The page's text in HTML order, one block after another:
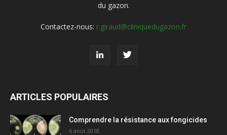
du gazon.
Contactez-nous: r.giraud@cliniquedugazon.fr
ARTICLES POPULAIRES
Comprendre la résistance aux fongicides
6 août 2018